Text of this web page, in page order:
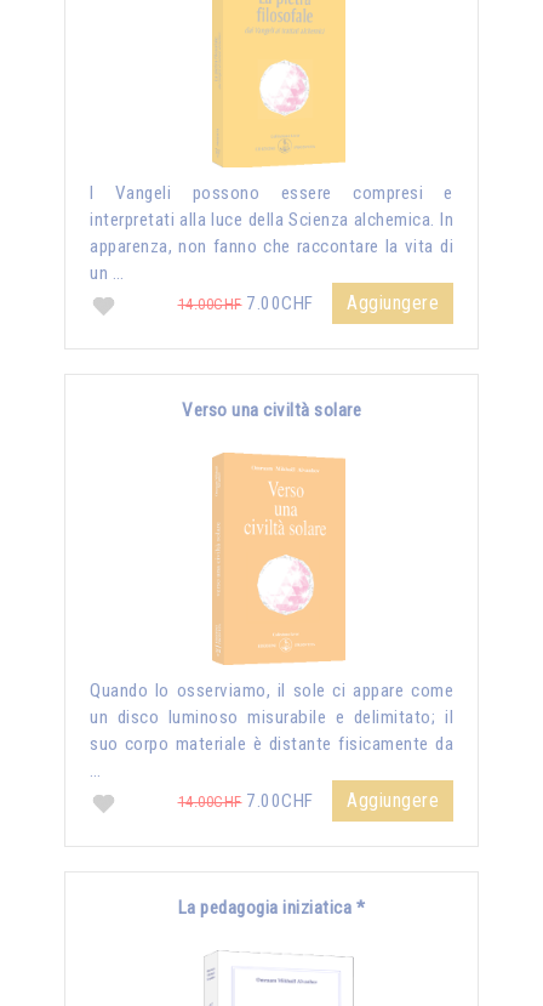
I Vangeli possono essere compresi e
interpretati alla luce della Scienza alchemica. In
apparenza, non fanno che raccontare la vita di
un …
14.00CHF7.00CHF Aggiungere
Verso una civiltà solare
Quando lo osserviamo, il sole ci appare come
un disco luminoso misurabile e delimitato; il
suo corpo materiale è distante fisicamente da
…
14.00CHF7.00CHF Aggiungere
La pedagogia iniziatica *